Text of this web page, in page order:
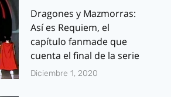
Dragones y Mazmorras:
Así es Requiem, el
capítulo fanmade que
cuenta el final de la serie
Diciembre 1, 2020